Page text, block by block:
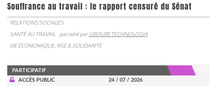
Souffrance au travail : le rapport censuré du Sénat
RELATIONS SOCIALES
SANTÉ AU TRAVAIL
parrainé parGROUPE TECHNOLOGIA
VIE ÉCONOMIQUE, RSE & SOLIDARITÉ
PARTICIPATIF
ACCÈS PUBLIC
24 / 07 / 2026